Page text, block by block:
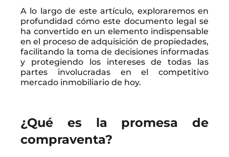
A lo largo de este artículo, exploraremos en
profundidad cómo este documento legal se
ha convertido en un elemento indispensable
en el proceso de adquisición de propiedades,
facilitando la toma de decisiones informadas
y protegiendo los intereses de todas las
partes involucradas en el competitivo
mercado inmobiliario de hoy.
¿Qué es la promesa de
compraventa?